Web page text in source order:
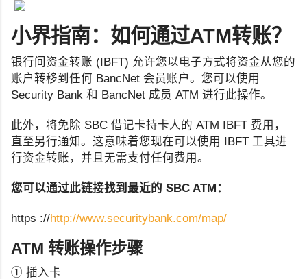
小界指南：如何通过ATM转账？
银行间资金转账 (IBFT) 允许您以电子方式将资金从您的
账户转移到任何 BancNet 会员账户。您可以使用
Security Bank 和 BancNet 成员 ATM 进行此操作。
此外，将免除 SBC 借记卡持卡人的 ATM IBFT 费用，
直至另行通知。这意味着您现在可以使用 IBFT 工具进
行资金转账，并且无需支付任何费用。
您可以通过此链接找到最近的 SBC ATM：
https ://http://www.securitybank.com/map/
ATM 转账操作步骤
① 插入卡